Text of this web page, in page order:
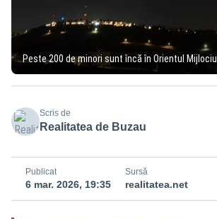
Peste 200 de minori sunt încă în Orientul Mijlociu
Scris de
Realitatea de Buzau
Publicat
6 mar. 2026, 19:35
Sursă
realitatea.net